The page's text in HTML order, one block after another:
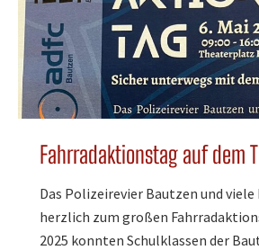
Fahrradaktionstag auf dem
Das Polizeirevier Bautzen und
herzlich zum großen
2025 konnten Schulklassen der